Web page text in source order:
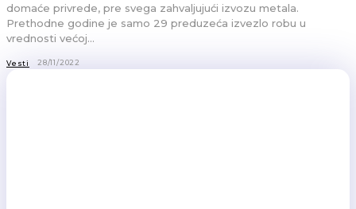
domaće privrede, pre svega zahvaljujući izvozu metala.
Prethodne godine je samo 29 preduzeća izvezlo robu u
vrednosti većoj...
Vesti 28/11/2022